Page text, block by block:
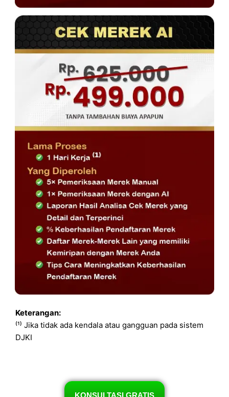
Keterangan:
⁽¹⁾ Jika tidak ada kendala atau gangguan pada sistem
DJKI